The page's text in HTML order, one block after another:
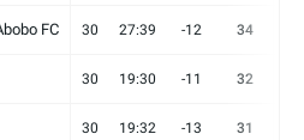
FC 30 27:39 -12 34
30 19:30 -11 32
30 19:32 -13 31